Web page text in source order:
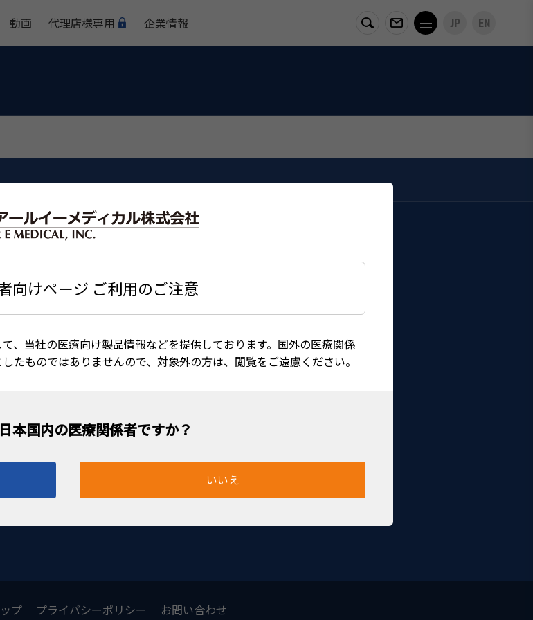
向けページ ご利用のご注意
、当社の医療向け製品情報などを提供しております。国外の医療関係
たものではありませんので、対象外の方は、閲覧をご遠慮ください。
いいえ
動画 代理店様専用 企業情報 JP EN
その他
オス・
プ プライバシーポリシー お問い合わせ